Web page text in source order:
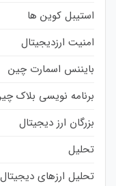
استیبل کوین ها
امنیت ارزدیجیتال
بایننس اسمارت چین
برنامه نویسی بلاک
بزرگان ارز دیجیتال
تحلیل
تحلیل ارزهای دیجیتال